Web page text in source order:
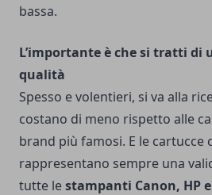
bassa.
L’importante è che si tratti di
qualità
Spesso e volentieri, si va alla
costano di meno rispetto alle
brand più famosi. E le cartucce
rappresentano sempre una
tutte lestampanti Canon, HP